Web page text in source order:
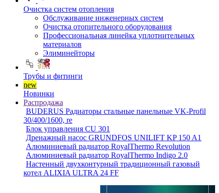
Очистка систем отопления
Обслуживание инженерных систем
Очистка отопительного оборудования
Профессиональная линейка уплотнительных
материалов
Элиминейторы
Трубы и фитинги
new
Новинки
Распродажа
BUDERUS Радиаторы стальные панельные VK-Profil
30/400/1600, re
Блок управления CU 301
Дренажный насос GRUNDFOS UNILIFT KP 150 A1
Алюминиевый радиатор RoyalThermo Revolution
Алюминиевый радиатор RoyalThermo Indigo 2.0
Настенный двухконтурный традиционный газовый
котел ALIXIA ULTRA 24 FF